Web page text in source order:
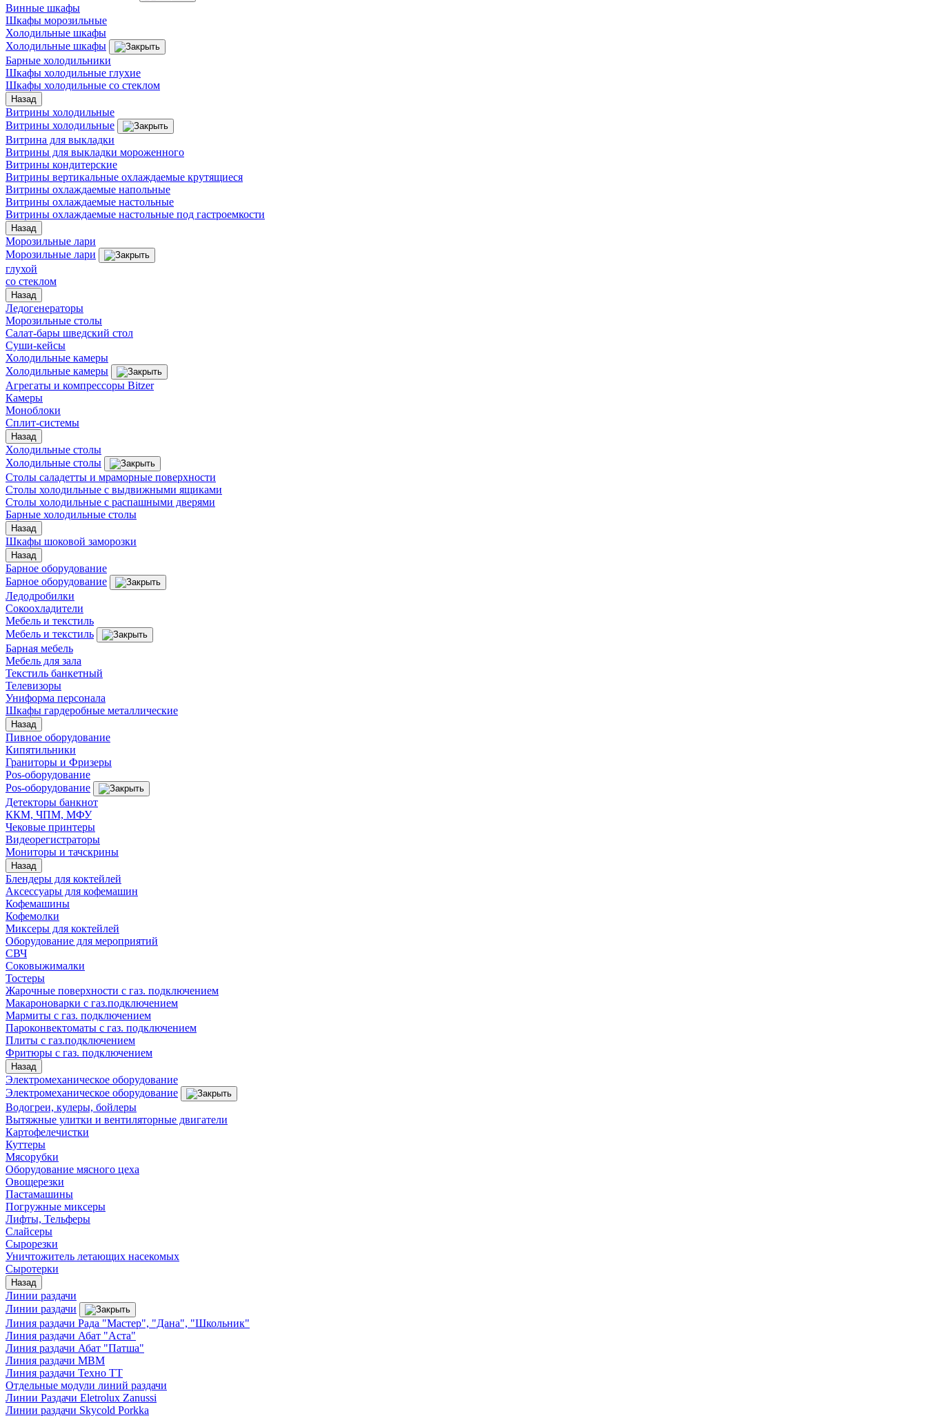
Винные шкафы
Шкафы морозильные
Холодильные шкафы
Холодильные шкафы
Барные холодильники
Шкафы холодильные глухие
Шкафы холодильные со стеклом
Назад
Витрины холодильные
Витрины холодильные
Витрина для выкладки
Витрины для выкладки мороженного
Витрины кондитерские
Витрины вертикальные охлаждаемые крутящиеся
Витрины охлаждаемые напольные
Витрины охлаждаемые настольные
Витрины охлаждаемые настольные под гастроемкости
Назад
Морозильные лари
Морозильные лари
глухой
со стеклом
Назад
Ледогенераторы
Морозильные столы
Салат-бары шведский стол
Суши-кейсы
Холодильные камеры
Холодильные камеры
Агрегаты и компрессоры Bitzer
Камеры
Моноблоки
Сплит-системы
Назад
Холодильные столы
Холодильные столы
Столы саладетты и мраморные поверхности
Столы холодильные с выдвижными ящиками
Столы холодильные с распашными дверями
Барные холодильные столы
Назад
Шкафы шоковой заморозки
Назад
Барное оборудование
Барное оборудование
Ледодробилки
Сокоохладители
Мебель и текстиль
Мебель и текстиль
Барная мебель
Мебель для зала
Текстиль банкетный
Телевизоры
Униформа персонала
Шкафы гардеробные металлические
Назад
Пивное оборудование
Кипятильники
Граниторы и Фризеры
Pos-оборудование
Pos-оборудование
Детекторы банкнот
ККМ, ЧПМ, МФУ
Чековые принтеры
Видеорегистраторы
Мониторы и тачскрины
Назад
Блендеры для коктейлей
Аксессуары для кофемашин
Кофемашины
Кофемолки
Миксеры для коктейлей
Оборудование для мероприятий
СВЧ
Соковыжималки
Тостеры
Жарочные поверхности с газ. подключением
Макароноварки с газ.подключением
Мармиты с газ. подключением
Пароконвектоматы с газ. подключением
Плиты с газ.подключением
Фритюры с газ. подключением
Назад
Электромеханическое оборудование
Электромеханическое оборудование
Водогреи, кулеры, бойлеры
Вытяжные улитки и вентиляторные двигатели
Картофелечистки
Куттеры
Мясорубки
Оборудование мясного цеха
Овощерезки
Пастамашины
Погружные миксеры
Лифты, Тельферы
Слайсеры
Сырорезки
Уничтожитель летающих насекомых
Сыротерки
Назад
Линии раздачи
Линии раздачи
Линия раздачи Рада "Мастер", "Дана", "Школьник"
Линия раздачи Абат "Аста"
Линия раздачи Абат "Патша"
Линия раздачи МВМ
Линия раздачи Техно ТТ
Отдельные модули линий раздачи
Линии Раздачи Eletrolux Zanussi
Линии раздачи Skycold Porkka